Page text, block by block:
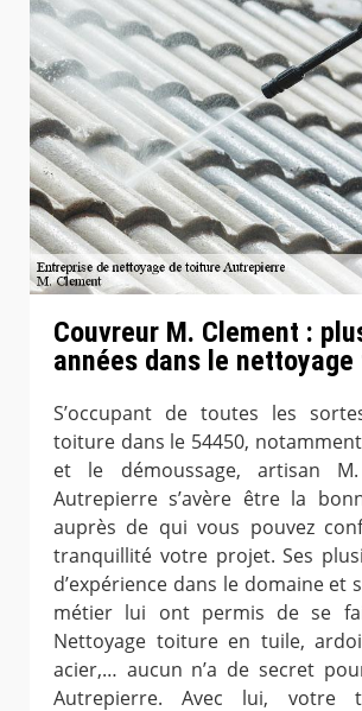
Couvreur M. Clement :
années dans le
S’occupant de toutes les
toiture dans le 54450,
et le démoussage, artisan
Autrepierre s’avère être la
auprès de qui vous pouvez
tranquillité votre projet. Ses
d’expérience dans le domaine et
métier lui ont permis de se
Nettoyage toiture en tuile,
acier,… aucun n’a de secret
Autrepierre. Avec lui, votre